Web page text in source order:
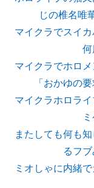
じの椎名唯
マイクラでスイ
何
マイクラでホロ
「おかゆの
マイクラホロラ
またしても何も
るフ
ミオしゃに内緒